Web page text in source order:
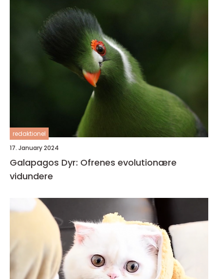
redaktionel
17. January 2024
Galapagos Dyr: Ofrenes evolutionære
vidundere